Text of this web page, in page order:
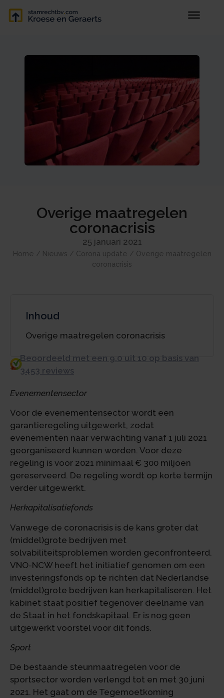
Overige maatregelen
coronacrisis
25 januari 2021
Home / Nieuws / Corona update / Overige maatregelen
coronacrisis
Inhoud
Overige maatregelen coronacrisis
Beoordeeld met een 9.0 uit 10 op basis van
3453 reviews
Evenementensector
Voor de evenementensector wordt een
garantieregeling uitgewerkt, zodat
evenementen naar verwachting vanaf 1 juli 2021
georganiseerd kunnen worden. Voor deze
regeling is voor 2021 minimaal € 300 miljoen
gereserveerd. De regeling wordt op korte termijn
verder uitgewerkt.
Herkapitalisatiefonds
Vanwege de coronacrisis is de kans groter dat
(middel)grote bedrijven met
solvabiliteitsproblemen worden geconfronteerd.
VNO-NCW heeft het initiatief genomen om een
investeringsfonds op te richten dat Nederlandse
(middel)grote bedrijven kan herkapitaliseren. Het
kabinet staat positief tegenover deelname van
de Staat in het fondskapitaal. Er is nog geen
uitgewerkt voorstel voor dit fonds.
Sport
De bestaande steunmaatregelen voor de
sportsector worden verlengd tot en met 30 juni
2021. Het gaat om de Tegemoetkoming